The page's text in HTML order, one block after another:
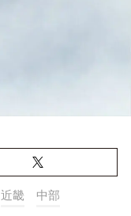
近畿 中部